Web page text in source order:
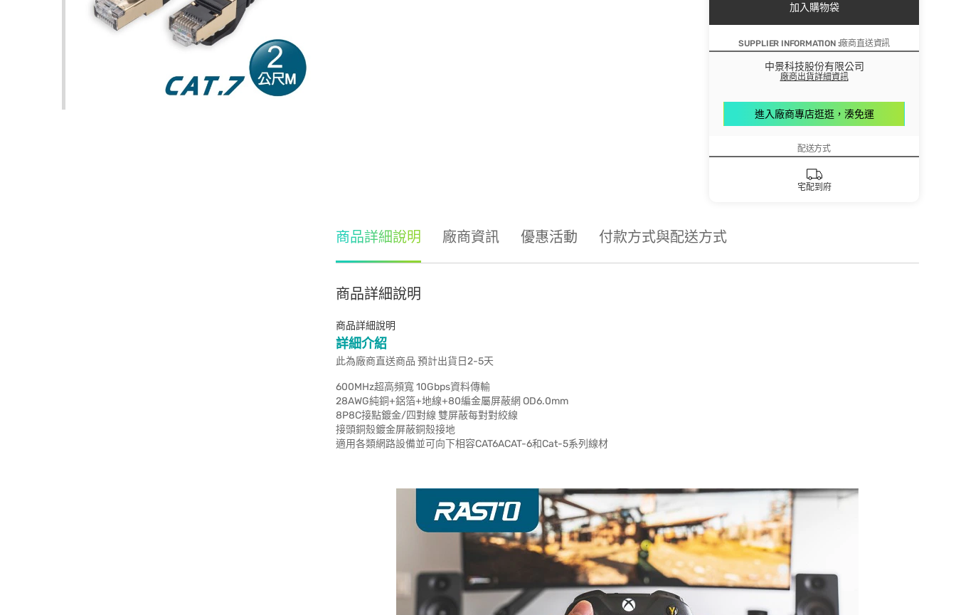
加入購物袋
SUPPLIER INFORMATION :廠商直送資訊
中景科技股份有限公司
廠商出貨詳細資訊
進入廠商專店逛逛，湊免運
配送方式
宅配到府
商品詳細說明 廠商資訊 優惠活動 付款方式與配送方式
商品詳細說明
商品詳細說明
詳細介紹
此為廠商直送商品 預計出貨日2-5天
600MHz超高頻寬 10Gbps資料傳輸
28AWG純銅+鋁箔+地線+80編金屬屏蔽網 OD6.0mm
8P8C接點鍍金/四對線 雙屏蔽每對對絞線
接頭銅殼鍍金屏蔽銅殼接地
適用各類網路設備並可向下相容CAT6ACAT-6和Cat-5系列線材